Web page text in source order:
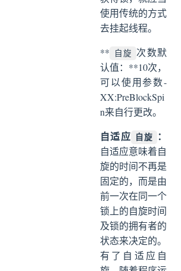
使用传统的方式
去挂起线程。
**
自旋
次数默
认值：**10次，
可以使用参数-
XX:PreBlockSpi
n来自行更改。
自适应 自旋 ：
自适应意味着自
旋的时间不再是
固定的，而是由
前一次在同一个
锁上的自旋时间
及锁的拥有者的
状态来决定的。
有了自适应自